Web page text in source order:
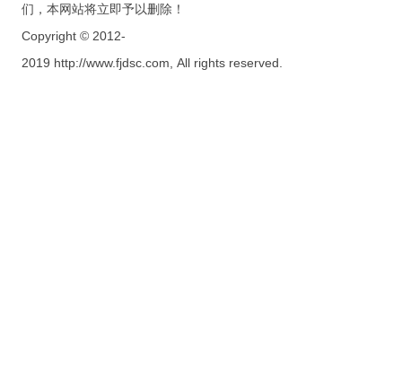
们，本网站将立即予以删除！
Copyright © 2012-
2019 http://www.fjdsc.com, All rights reserved.